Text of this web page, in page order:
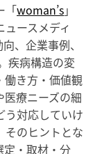
「woman’s」
ースメディ
、企業事例、
疾病構造の変
働き方・価値観
療ニーズの細
う対応していけ
そのヒントとな
定・取材・分